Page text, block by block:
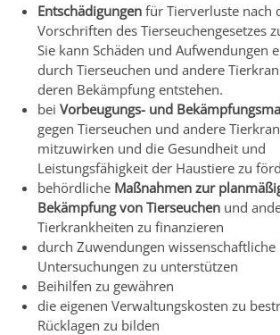
Entschädigungen für Tierverluste nach
Vorschriften des Tierseuchengesetzes
Sie kann Schäden und Aufwendungen
durch Tierseuchen und andere
deren Bekämpfung entstehen.
bei Vorbeugungs- und
gegen Tierseuchen und andere
mitzuwirken und die Gesundheit und
Leistungsfähigkeit der Haustiere zu
behördliche Maßnahmen zur
Bekämpfung von Tierseuchen und
Tierkrankheiten zu finanzieren
durch Zuwendungen wissenschaftliche
Untersuchungen zu unterstützen
Beihilfen zu gewähren
die eigenen Verwaltungskosten zu
Rücklagen zu bilden